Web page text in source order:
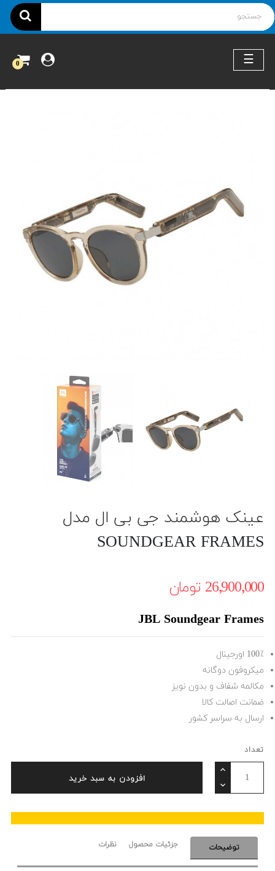
ناوبری
☰
0
عینک هوشمند جی بی ال مدل
SOUNDGEAR FRAMES
26٬900٬000 ‎تومان
JBL Soundgear Frames
100٪ اورجینال
میکروفون دوگانه
مکالمه شفاف و بدون نویز
ضمانت اصالت کالا
ارسال به سراسر کشور
تعداد
افزودن به سبد خرید
توضیحات جزئیات محصول نظرات